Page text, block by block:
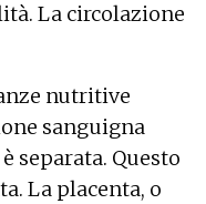
La circolazione
nutritive
sanguigna
separata. Questo
La placenta, o